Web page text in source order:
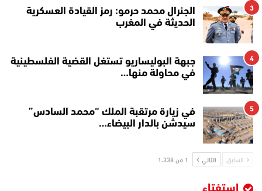
3
الجنرال محمد حرمو: رمز القيادة العسكرية
الحديثة في المغرب
4
جبهة البوليساريو تستغل القضية الفلسطينية
في محاولة منها…
5
في زيارة مرتقبة الملك “محمد السادس”
سيدشن بالدار البيضاء…
السابق التالي 1 من 1٬338